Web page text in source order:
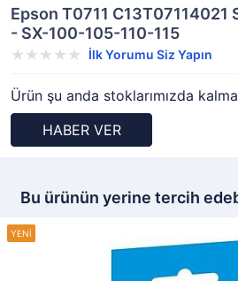
Epson T0711 C13T07114021
- SX-100-105-110-115
İlk Yorumu Siz Yapın
Ürün şu anda stoklarımızda
HABER VER
Bu ürünün yerine tercih